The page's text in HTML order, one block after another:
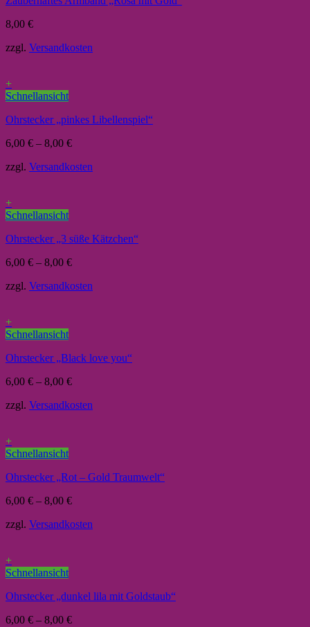
8,00 €
zzgl. Versandkosten
+
Schnellansicht
Ohrstecker „pinkes Libellenspiel“
6,00 € – 8,00 €
zzgl. Versandkosten
+
Schnellansicht
Ohrstecker „3 süße Kätzchen“
6,00 € – 8,00 €
zzgl. Versandkosten
+
Schnellansicht
Ohrstecker „Black love you“
6,00 € – 8,00 €
zzgl. Versandkosten
+
Schnellansicht
Ohrstecker „Rot – Gold Traumwelt“
6,00 € – 8,00 €
zzgl. Versandkosten
+
Schnellansicht
Ohrstecker „dunkel lila mit Goldstaub“
6,00 € – 8,00 €